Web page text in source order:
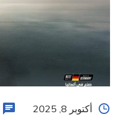
أكتوبر 8, 2025